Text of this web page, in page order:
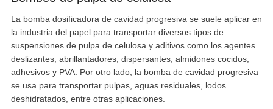
La bomba dosificadora de cavidad progresiva se suele aplicar en
la industria del papel para transportar diversos tipos de
suspensiones de pulpa de celulosa y aditivos como los agentes
deslizantes, abrillantadores, dispersantes, almidones cocidos,
adhesivos y PVA. Por otro lado, la bomba de cavidad progresiva
se usa para transportar pulpas, aguas residuales, lodos
deshidratados, entre otras aplicaciones.